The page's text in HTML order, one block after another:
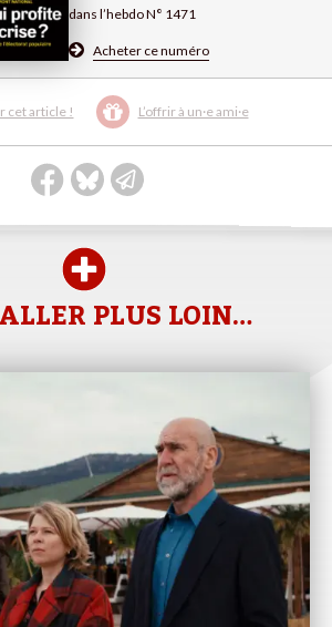
dans l’hebdo N° 1471
Acheter ce numéro
cet article ! L’offrir à un·e ami·e
PLUS LOIN…